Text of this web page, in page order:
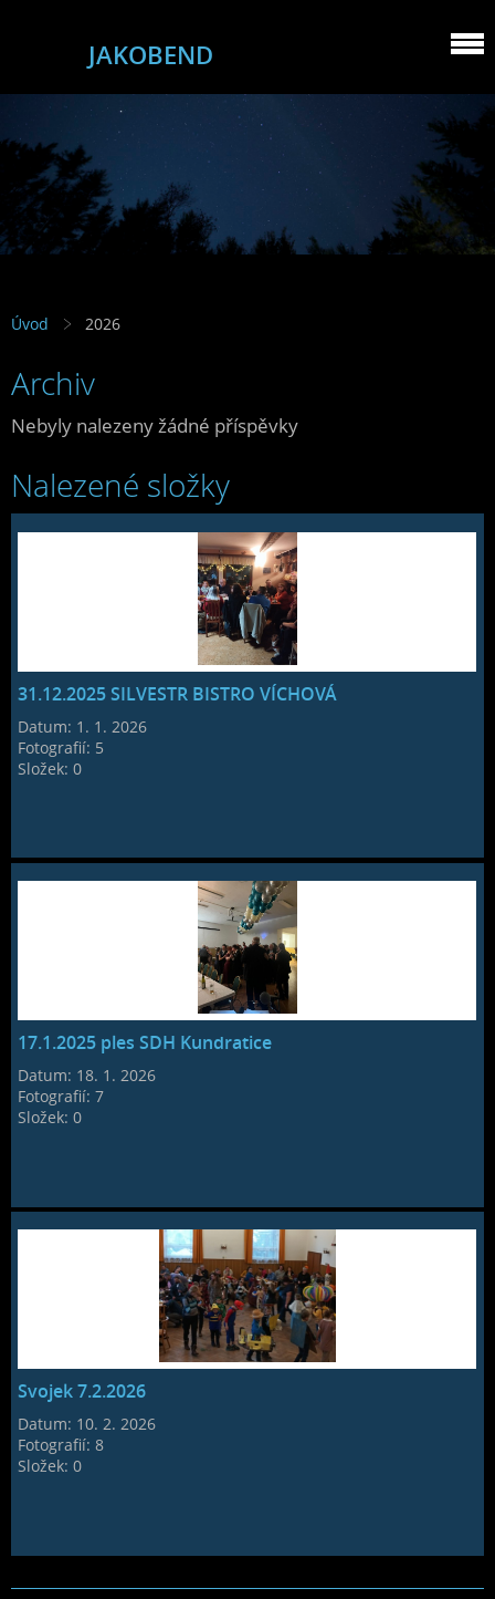
JAKOBEND
Úvod 2026
Archiv
Nebyly nalezeny žádné příspěvky
Nalezené složky
31.12.2025 SILVESTR BISTRO VÍCHOVÁ
Datum: 1. 1. 2026
Fotografií: 5
Složek:0
17.1.2025 ples SDH Kundratice
Datum: 18. 1. 2026
Fotografií:7
Složek:0
Svojek 7.2.2026
Datum: 10. 2. 2026
Fotografií:8
Složek:0